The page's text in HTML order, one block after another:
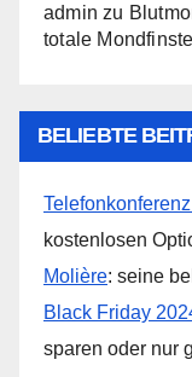
admin zu
totale
BELIEBTE
kostenlosen
Molière: seine
Black Friday
sparen oder nur